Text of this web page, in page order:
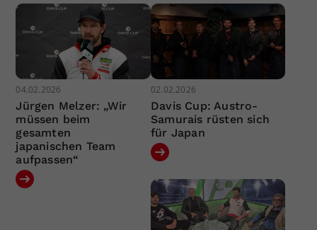
04.02.2026
Jürgen Melzer: „Wir
müssen beim
gesamten
japanischen Team
aufpassen“
02.02.2026
Davis Cup: Austro-
Samurais rüsten sich
für Japan